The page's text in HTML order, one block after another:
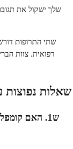
שלך ישקול את
שתי התרופות
רפואית. צוות
שאלות
ש1. האם